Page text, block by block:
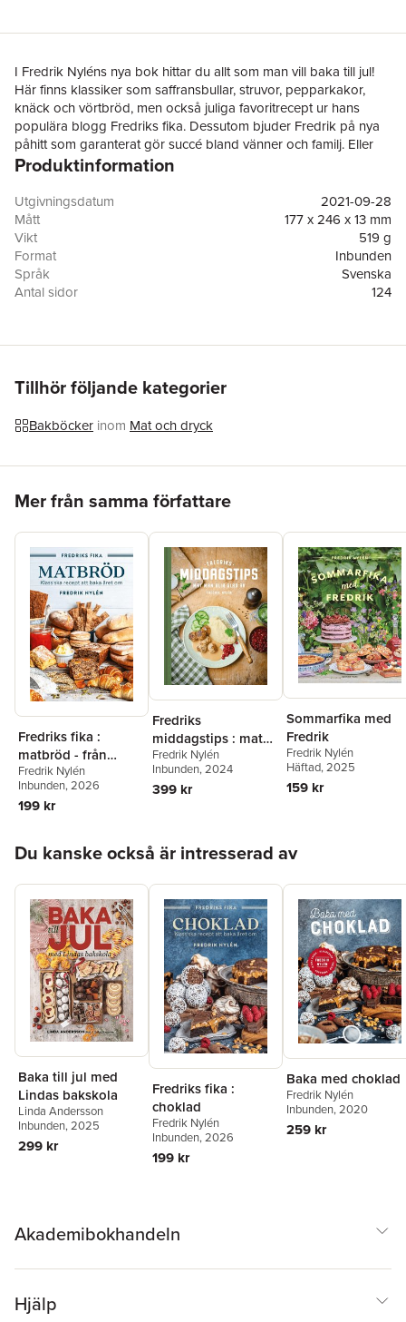
I Fredrik Nyléns nya bok hittar du allt som man vill baka till jul!
Här finns klassiker som saffransbullar, struvor, pepparkakor,
knäck och vörtbröd, men också juliga favoritrecept ur hans
populära blogg Fredriks fika. Dessutom bjuder Fredrik på nya
påhitt som garanterat gör succé bland vänner och familj. Eller
vad sägs om saffranschurros, en pepparkaksdoftande och
och granatäpple? Allt bakat med glädje och kärlek, så klart!
Produktinformation
Utgivningsdatum
2021-09-28
Mått
177 x 246 x 13 mm
Vikt
519 g
Format
Inbunden
Språk
Svenska
Antal sidor
124
ISBN
9789155269562
Tillhör följande kategorier
Bakböcker inom Mat och dryck
Mer från samma författare
Fredriks fika :
matbröd - från
tekakor och
långpannebröd till
fröknäcke och
Fredrik Nylén
Inbunden, 2026
199 kr
Fredriks
middagstips : mat
man blir glad av
Fredrik Nylén
Inbunden, 2024
399 kr
Sommarfika med
Fredrik
Fredrik Nylén
Häftad, 2025
159 kr
Du kanske också är intresserad av
Baka till jul med
Lindas bakskola
Linda Andersson
Inbunden, 2025
299 kr
Fredriks fika :
choklad
Fredrik Nylén
Inbunden, 2026
199 kr
Baka med choklad
Fredrik Nylén
Inbunden, 2020
259 kr
Akademibokhandeln
Hjälp